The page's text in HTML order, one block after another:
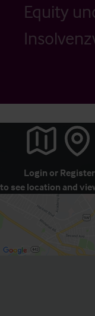
Equity
Login or Register
to see location and